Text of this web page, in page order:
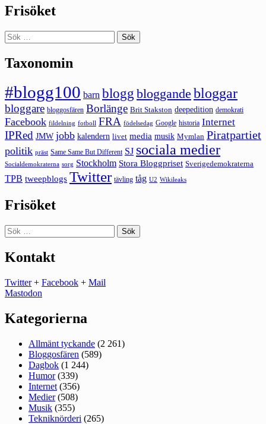
Frisöket
Sök
efter:
Taxonomin
#blogg100 barn blogg bloggande bloggar
bloggare bloggosfären Borlänge Brit Stakston deepedition demokrati
Facebook fildelning fotboll FRA födelsedag Google historia Internet
IPRed JMW jobb kalendern livet media musik Mymlan Piratpartiet
politik präst Same Same But Different SJ sociala medier
Socialdemokraterna sorg Stockholm Stora Bloggpriset Sverigedemokraterna
TPB tweepblogs Twitter tävling tåg U2 Wikileaks
Frisöket
Sök
efter:
Kontakt
Twitter+ Facebook + Mail
Mastodon
Kategorierna
Allmänt tyckande (2 261)
Bloggosfären (589)
Dagbok (1 244)
Humor(339)
Internet (356)
Medier(508)
Musik (355)
Tekniknörderi (265)